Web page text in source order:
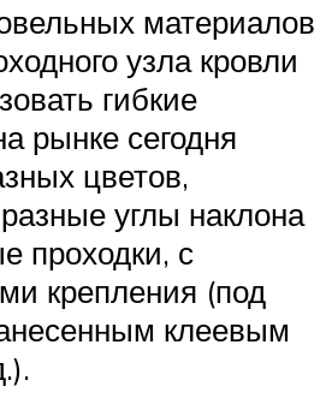
материалов
узла кровли
гибкие
рынке сегодня
цветов,
углы наклона
проходки, с
крепления (под
клеевым